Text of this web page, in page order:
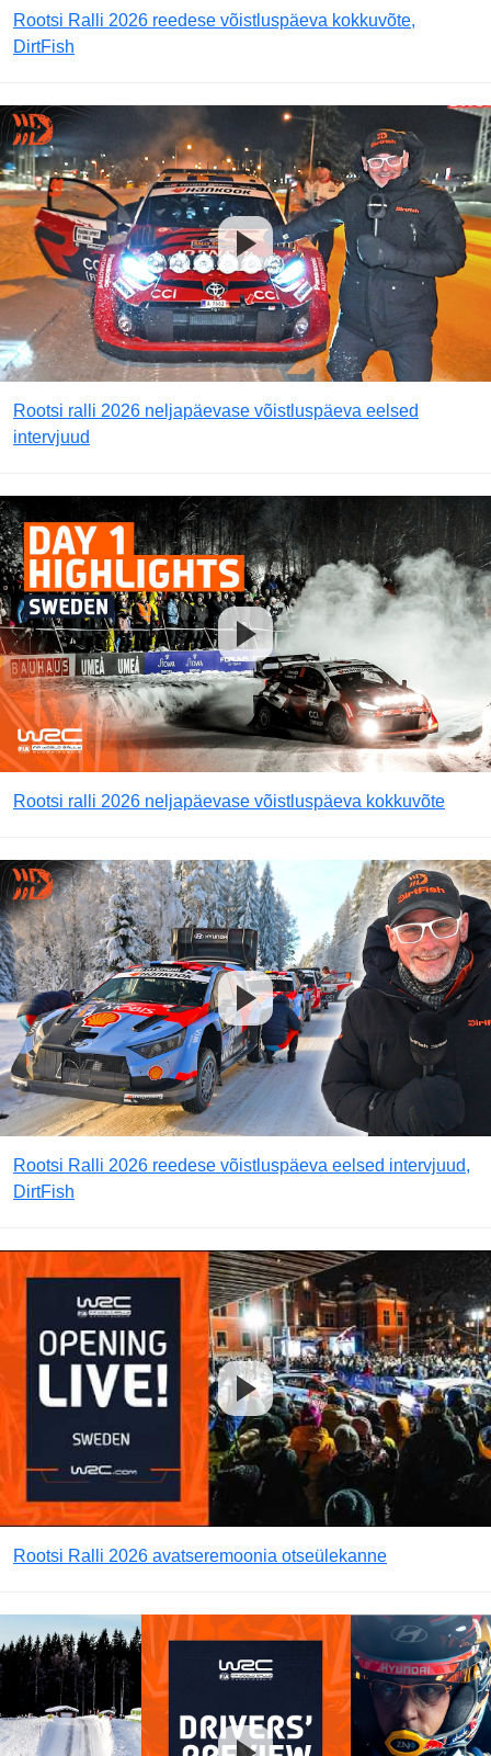
Rootsi Ralli 2026 reedese võistluspäeva kokkuvõte,
DirtFish
Rootsi ralli 2026 neljapäevase võistluspäeva eelsed
intervjuud
Rootsi ralli 2026 neljapäevase võistluspäeva kokkuvõte
Rootsi Ralli 2026 reedese võistluspäeva eelsed intervjuud,
DirtFish
Rootsi Ralli 2026 avatseremoonia otseülekanne